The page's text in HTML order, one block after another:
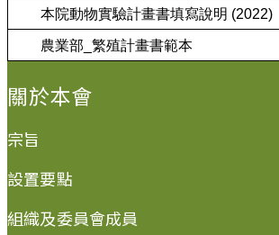
本院動物實驗計畫書填寫說明 (2022)
農業部_繁殖計畫書範本
關於本會
宗旨
設置要點
組織及委員會成員